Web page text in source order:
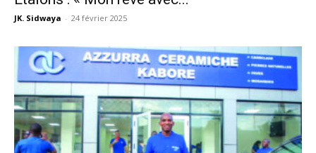
JK. Sidwaya - 24 février 2025